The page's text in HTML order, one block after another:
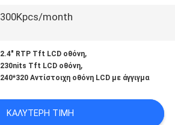
300Kpcs/month
2.4" RTP Tft LCD οθόνη,
230nits Tft LCD οθόνη,
240*320 Αντίστοιχη οθόνη LCD με άγγιγμα
ΚΑΛΎΤΕΡΗ ΤΙΜΉ